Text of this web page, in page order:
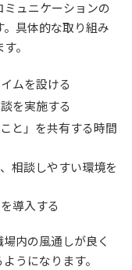
ミュニケーションの
具体的な取り組み
。
ムを設ける
を実施する
と」を共有する時間
相談しやすい環境を
導入する
内の風通しが良く
うになります。